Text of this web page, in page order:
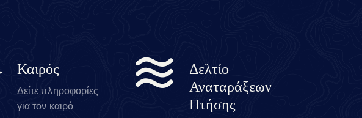
Καιρός
Δείτε πληροφορίες
για τον καιρό
Δελτίο
Αναταράξεων
Πτήσης